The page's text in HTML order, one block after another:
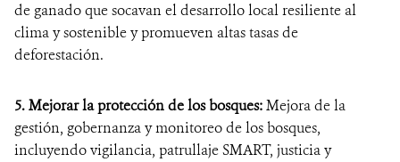
de ganado que socavan el desarrollo local resiliente al
clima y sostenible y promueven altas tasas de
deforestación.
5. Mejorar la protección de los bosques:Mejora de la
gestión, gobernanza y monitoreo de los bosques,
incluyendo vigilancia, patrullaje SMART, justicia y